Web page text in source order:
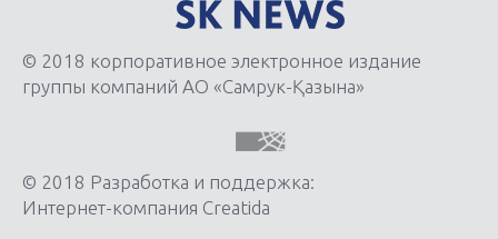
© 2018 корпоративное электронное издание
группы компаний АО «Самрук-Қазына»
© 2018 Разработка и поддержка:
Интернет-компания Creatida